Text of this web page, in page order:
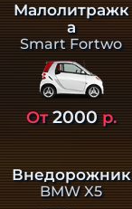
Малолитражк
а
Smart Fortwo
От2000р.
Внедорожник
BMW X5